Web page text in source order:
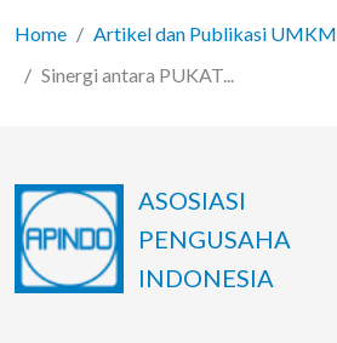
Home
Artikel dan Publikasi UMKM
Sinergi antara PUKAT...
ASOSIASI
PENGUSAHA
INDONESIA